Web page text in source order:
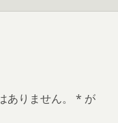
りません。 * が